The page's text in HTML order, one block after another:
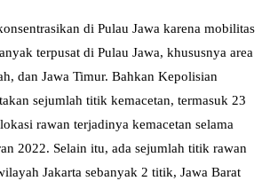
di Pulau Jawa karena mobilitas
terpusat di Pulau Jawa, khususnya area
dan Jawa Timur. Bahkan Kepolisian
sejumlah titik kemacetan, termasuk 23
rawan terjadinya kemacetan selama
2022. Selain itu, ada sejumlah titik rawan
Jakarta sebanyak 2 titik, Jawa Barat